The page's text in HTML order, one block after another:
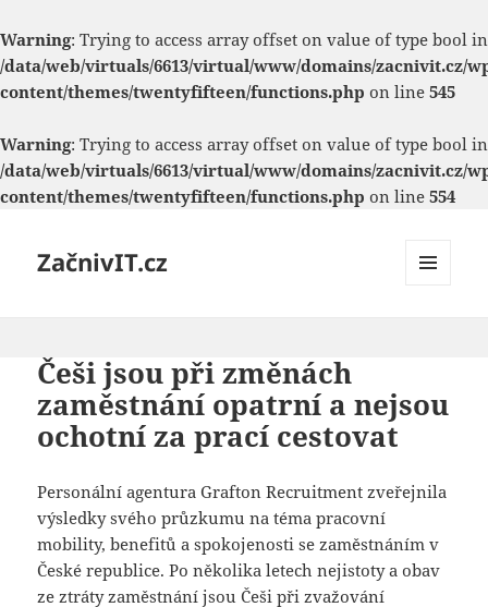
Warning: Trying to access array offset on value of type bool in
/data/web/virtuals/6613/virtual/www/domains/zacnivit.cz/
content/themes/twentyfifteen/functions.php on line 545
Warning: Trying to access array offset on value of type bool in
/data/web/virtuals/6613/virtual/www/domains/zacnivit.cz/
content/themes/twentyfifteen/functions.php on line 554
ZačnivIT.cz
Češi jsou při změnách
zaměstnání opatrní a nejsou
ochotní za prací cestovat
Personální agentura Grafton Recruitment zveřejnila
výsledky svého průzkumu na téma pracovní
mobility, benefitů a spokojenosti se zaměstnáním v
České republice. Po několika letech nejistoty a obav
ze ztráty zaměstnání jsou Češi při zvažování